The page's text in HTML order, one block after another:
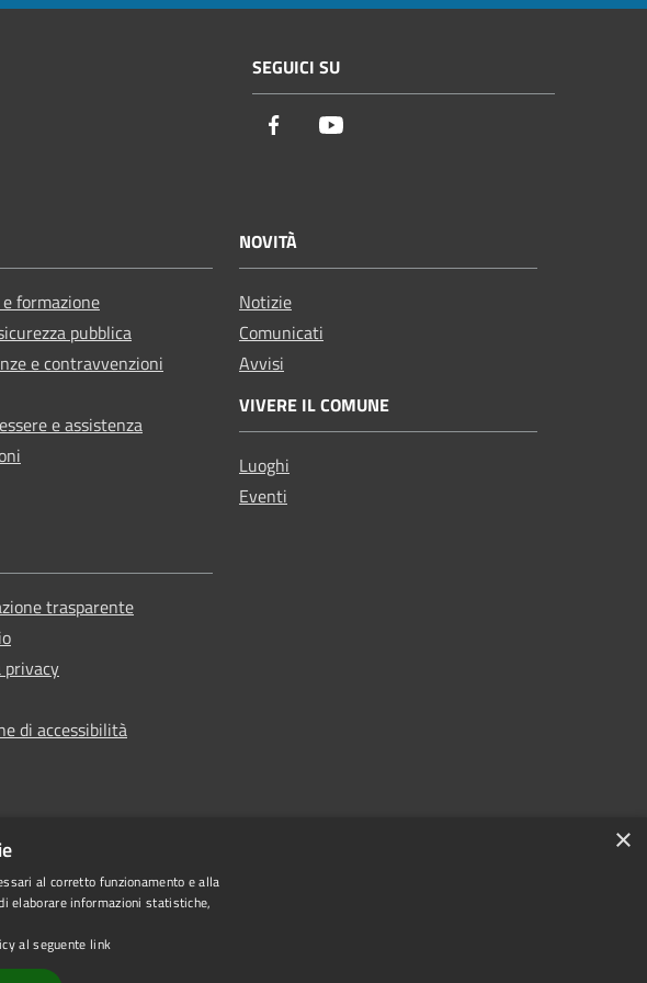
SEGUICI SU
Facebook
formazione
pubblica
e contravvenzioni
e assistenza
NOVITÀ
Notizie
Comunicati
Avvisi
VIVERE IL COMUNE
Luoghi
Eventi
trasparente
di accessibilità
×
al corretto funzionamento e alla
elaborare informazioni statistiche,
al seguente link